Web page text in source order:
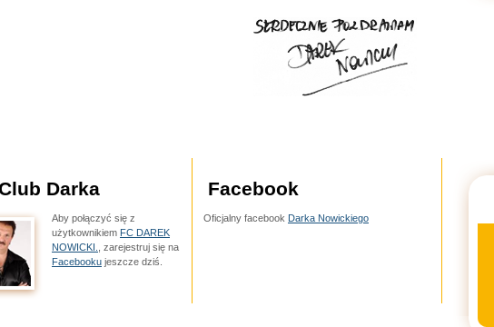
Darka
Aby połączyć się z
użytkownikiem FC DAREK
NOWICKI.
, zarejestruj się na
Facebooku jeszcze dziś.
Facebook
Oficjalny facebook Darka Nowickiego